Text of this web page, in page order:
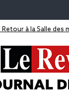
à la Salle des